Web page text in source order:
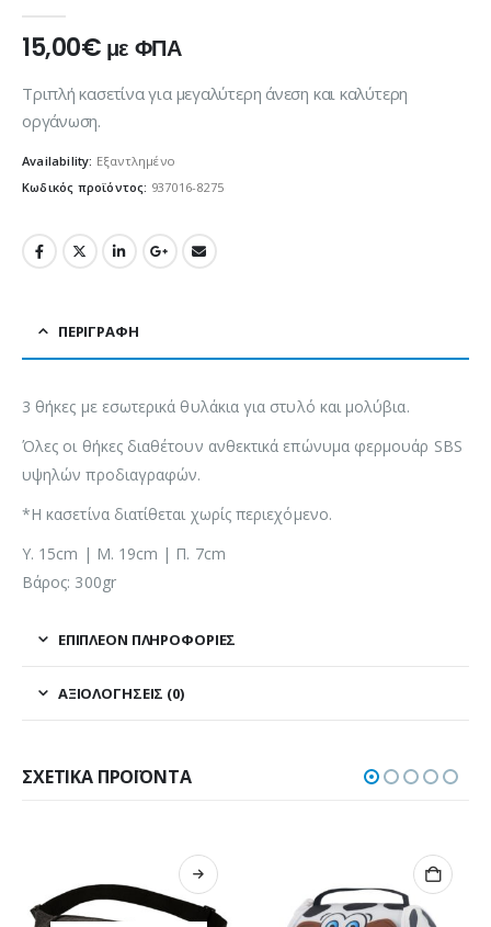
15,00€ με ΦΠΑ
Τριπλή κασετίνα για μεγαλύτερη άνεση και καλύτερη
οργάνωση.
Availability: Εξαντλημένο
Κωδικός προϊόντος: 937016-8275
ΠΕΡΙΓΡΑΦΉ
3 θήκες με εσωτερικά θυλάκια για στυλό και μολύβια.
Όλες οι θήκες διαθέτουν ανθεκτικά επώνυμα φερμουάρ SBS
υψηλών προδιαγραφών.
*Η κασετίνα διατίθεται χωρίς περιεχόμενο.
Υ. 15cm | Μ. 19cm | Π. 7cm
Βάρος: 300gr
ΕΠΙΠΛΈΟΝ ΠΛΗΡΟΦΟΡΊΕΣ
ΑΞΙΟΛΟΓΉΣΕΙΣ (0)
ΣΧΕΤΙΚΆ ΠΡΟΪΌΝΤΑ